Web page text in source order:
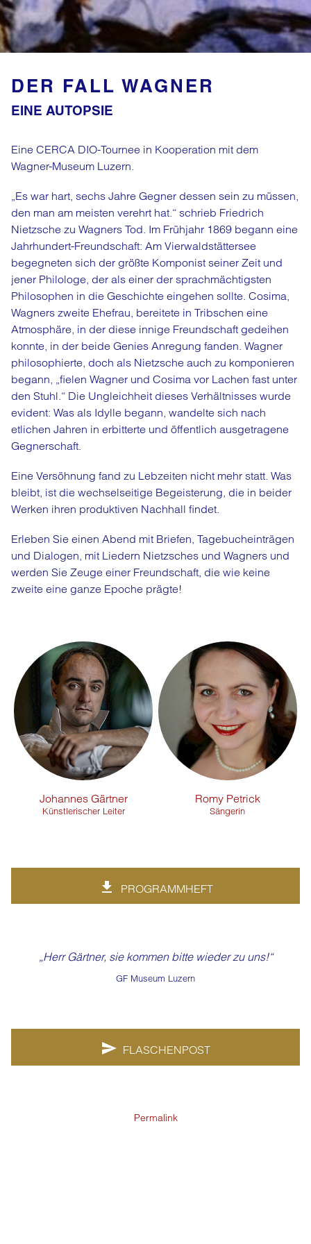
DER FALL WAGNER
EINE AUTOPSIE
Eine CERCA DIO-Tournee in Kooperation mit dem
Wagner-Museum Luzern.
„Es war hart, sechs Jahre Gegner dessen sein zu müssen,
den man am meisten verehrt hat.“ schrieb Friedrich
Nietzsche zu Wagners Tod. Im Frühjahr 1869 begann eine
Jahrhundert-Freundschaft: Am Vierwaldstättersee
begegneten sich der größte Komponist seiner Zeit und
jener Philologe, der als einer der sprachmächtigsten
Philosophen in die Geschichte eingehen sollte. Cosima,
Wagners zweite Ehefrau, bereitete in Tribschen eine
Atmosphäre, in der diese innige Freundschaft gedeihen
konnte, in der beide Genies Anregung fanden. Wagner
philosophierte, doch als Nietzsche auch zu komponieren
begann, „fielen Wagner und Cosima vor Lachen fast unter
den Stuhl.“ Die Ungleichheit dieses Verhältnisses wurde
evident: Was als Idylle begann, wandelte sich nach
etlichen Jahren in erbitterte und öffentlich ausgetragene
Gegnerschaft.
Eine Versöhnung fand zu Lebzeiten nicht mehr statt. Was
bleibt, ist die wechselseitige Begeisterung, die in beider
Werken ihren produktiven Nachhall findet.
Erleben Sie einen Abend mit Briefen, Tagebucheinträgen
und Dialogen, mit Liedern Nietzsches und Wagners und
werden Sie Zeuge einer Freundschaft, die wie keine
zweite eine ganze Epoche prägte!
Johannes Gärtner
Künstlerischer Leiter
Romy Petrick
Sängerin
PROGRAMMHEFT
„Herr Gärtner, sie kommen bitte wieder zu uns!“
GF Museum Luzern
FLASCHENPOST
Permalink